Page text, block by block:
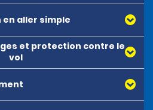
aller simple
et protection contre le
vol